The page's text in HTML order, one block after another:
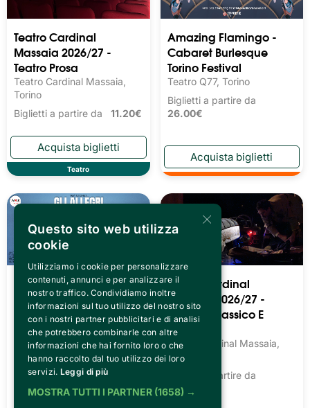
Teatro Cardinal
Massaia 2026/27 -
Teatro Prosa
Teatro Cardinal Massaia,
Torino
Biglietti a partire da 11.20€
Teatro
Amazing Flamingo -
Cabaret Burlesque
Torino Festival
Teatro Q77, Torino
Biglietti a partire da
26.00€
Teatro Cardinal
Massaia 2026/27 -
Teatro Prosa Dialettale
Teatro Cardinal Massaia,
Torino
Biglietti a partire da
13.54€
Teatro Cardinal
Massaia 2026/27 -
Balletto Classico E
Moderno
Teatro Cardinal Massaia,
Torino
Biglietti a partire da
13.54€
×
Questo sito web utilizza
cookie
Utilizziamo i cookie per personalizzare
contenuti, annunci e per analizzare il
nostro traffico. Condividiamo inoltre
informazioni sul tuo utilizzo del nostro sito
con i nostri partner pubblicitari e di analisi
che potrebbero combinarle con altre
informazioni che hai fornito loro o che
hanno raccolto dal tuo utilizzo dei loro
servizi. Leggi di più
MOSTRA TUTTI I PARTNER (1658) →